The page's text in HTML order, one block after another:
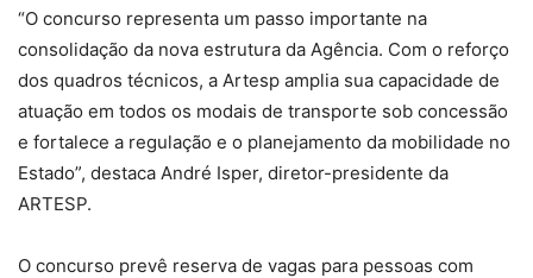
“O concurso representa um passo importante na
consolidação da nova estrutura da Agência. Com o reforço
dos quadros técnicos, a Artesp amplia sua capacidade de
atuação em todos os modais de transporte sob concessão
e fortalece a regulação e o planejamento da mobilidade no
Estado”, destaca André Isper, diretor-presidente da
ARTESP.
O concurso prevê reserva de vagas para pessoas com